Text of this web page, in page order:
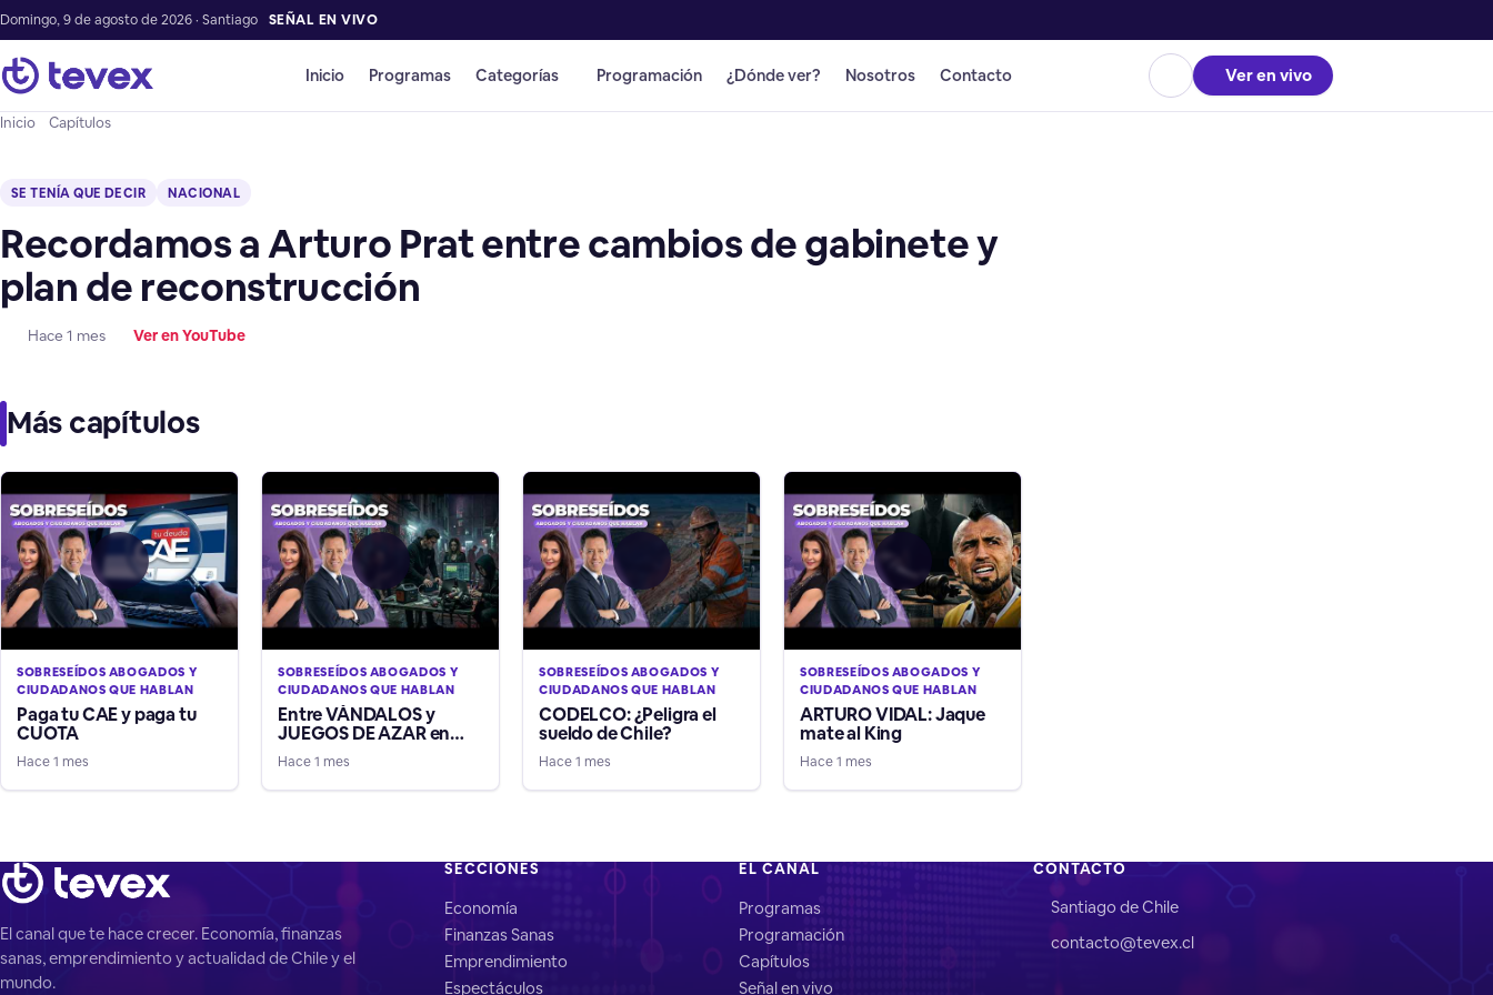
Domingo, 9 de agosto de 2026 · Santiago SEÑAL EN VIVO
Inicio Programas Categorías Programación ¿Dónde ver? Nosotros Contacto Ver en vivo
Inicio Capítulos
SE TENÍA QUE DECIR NACIONAL
Recordamos a Arturo Prat entre cambios de gabinete y
plan de reconstrucción
Hace 1 mes Ver en YouTube
Más capítulos
SOBRESEÍDOS ABOGADOS Y
CIUDADANOS QUE HABLAN
Paga tu CAE y paga tu
CUOTA
Hace 1 mes
SOBRESEÍDOS ABOGADOS Y
CIUDADANOS QUE HABLAN
Entre VÁNDALOS y
JUEGOS DE AZAR en
Línea
Hace 1 mes
SOBRESEÍDOS ABOGADOS Y
CIUDADANOS QUE HABLAN
CODELCO: ¿Peligra el
sueldo de Chile?
Hace 1 mes
SOBRESEÍDOS ABOGADOS Y
CIUDADANOS QUE HABLAN
ARTURO VIDAL: Jaque
mate al King
Hace 1 mes
El canal que te hace crecer. Economía, finanzas
sanas, emprendimiento y actualidad de Chile y el
mundo.
SECCIONES
Economía
Finanzas Sanas
Emprendimiento
Espectáculos
EL CANAL
Programas
Programación
Capítulos
Señal en vivo
CONTACTO
Santiago de Chile
contacto@tevex.cl